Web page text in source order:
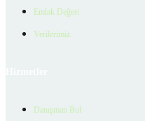
Emlak Değeri
Verilerimiz
Danışman Bul